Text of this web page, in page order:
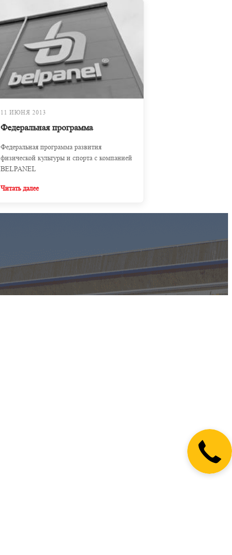
11 ИЮНЯ 2013
Федеральная программа
Федеральная программа развития
физической культуры и спорта с компанией
BELPANEL
Читать далее